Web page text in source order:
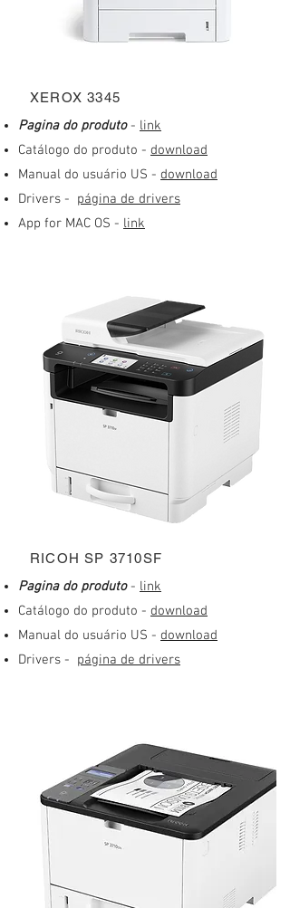
XEROX 3345
​Pagina do produto - link
Catálogo do produto - download
Manual do usuário US - download
Drivers - página de drivers
App for MAC OS - link
RICOH SP 3710SF
​Pagina do produto - link
Catálogo do produto - download
Manual do usuário US - download
Drivers - página de drivers